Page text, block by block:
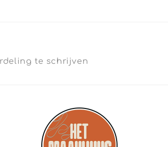
te schrijven